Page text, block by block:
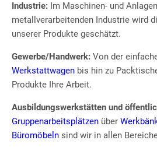
Industrie: Im Maschinen- und
metallverarbeitenden Industrie wird
unserer Produkte geschätzt.
Gewerbe/Handwerk: Von der
Werkstattwagen bis hin zu
Produkte Ihre Arbeit.
Ausbildungswerkstätten und
Gruppenarbeitsplätzen über
Büromöbeln sind wir in allen